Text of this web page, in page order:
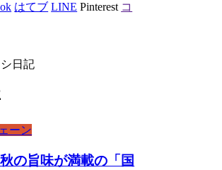
はてブ LINE Pinterest コ
日記
ーン
秋の旨味が満載の「国